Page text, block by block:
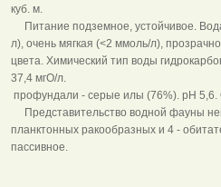
куб. м.
Питание подземное, устойчивое.
л), очень мягкая (<2 ммоль/л),
цвета. Химический тип воды
37,4 мгО/л.
профундали - серые илы (76%). pH
Представительство водной фауны
планктонных ракообразных и 4 -
пассивное.